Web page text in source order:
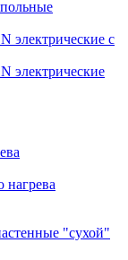
электрические с
электрические
нагрева
"сухой"